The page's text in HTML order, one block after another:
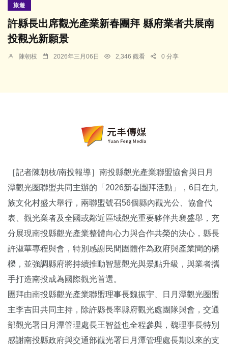
旅遊
許縣長出席觀光產業新春團拜 縣府業者共展南
投觀光新願景
陳朝枝 2026年三月06日 2,346 觀看 0 分享
［記者陳朝枝/南投報導］南投縣觀光產業聯盟協會與日月
潭觀光圈聯盟共同主辦的「2026新春團拜活動」，6日在九
族文化村盛大舉行，兩聯盟號召56個縣內觀光公、協會代
表、觀光業者及全國或鄰近區域觀光重要夥伴共襄盛舉，充
分展現南投縣觀光產業整體向心力與合作共榮的決心，縣長
許淑華專程與會，特別感謝民間團體作為政府與產業間的橋
樑，並強調縣府將持續推動智慧觀光與景點升級，與業者攜
手打造南投成為國際觀光首選。
團拜由南投縣觀光產業聯盟理事長魏振宇、日月潭觀光圈盟
主李吉田共同主持，除許縣長率縣府觀光處團隊與會，交通
部觀光署日月潭管理處長王智益也全程參與，魏理事長特別
感謝南投縣政府與交通部觀光署日月潭管理處長期以來的支